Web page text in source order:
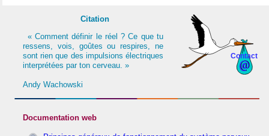
Contact
Citation
« Comment définir le réel ? Ce que tu
ressens, vois, goûtes ou respires, ne
sont rien que des impulsions électriques
interprétées par ton cerveau. »
Andy Wachowski
Documentation web